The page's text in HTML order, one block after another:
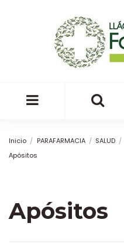
Inicio PARAFARMACIA SALUD
Apósitos
Apósitos